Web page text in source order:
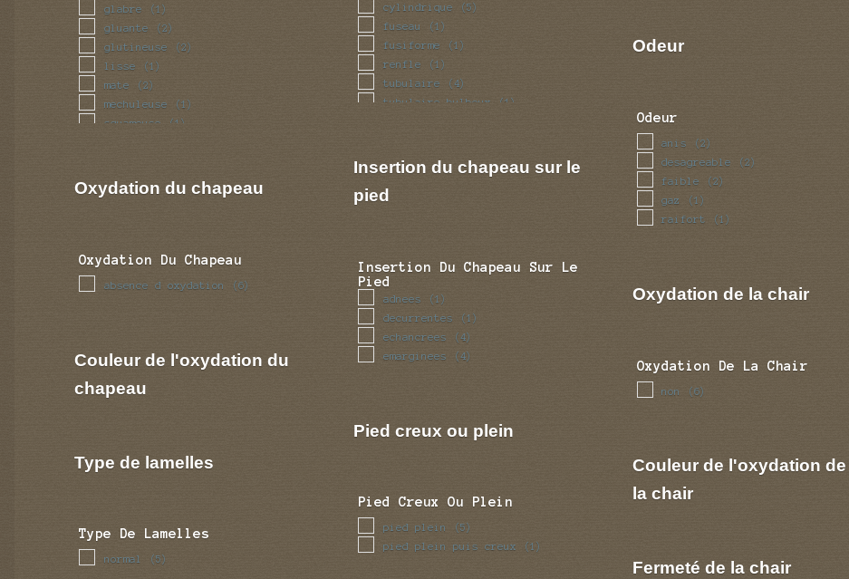
glabre (1)
gluante (2)
glutineuse (2)
lisse (1)
mate (2)
mechuleuse (1)
squameuse (1)
visqueuse (2)
Oxydation du chapeau
Oxydation Du Chapeau
absence d oxydation (6)
Couleur de l'oxydation du
chapeau
Type de lamelles
Type De Lamelles
normal (5)
cylindrique (5)
fuseau (1)
fusiforme (1)
renfle (1)
tubulaire (4)
tubulaire bulbeux (1)
Insertion du chapeau sur le
pied
Insertion Du Chapeau Sur Le
Pied
adnees (1)
decurrentes (1)
echancrees (4)
emarginees (4)
Pied creux ou plein
Pied Creux Ou Plein
pied plein (5)
pied plein puis creux (1)
Odeur
Odeur
anis (2)
desagreable (2)
faible (2)
gaz (1)
raifort (1)
Oxydation de la chair
Oxydation De La Chair
non (6)
Couleur de l'oxydation de
la chair
Fermeté de la chair